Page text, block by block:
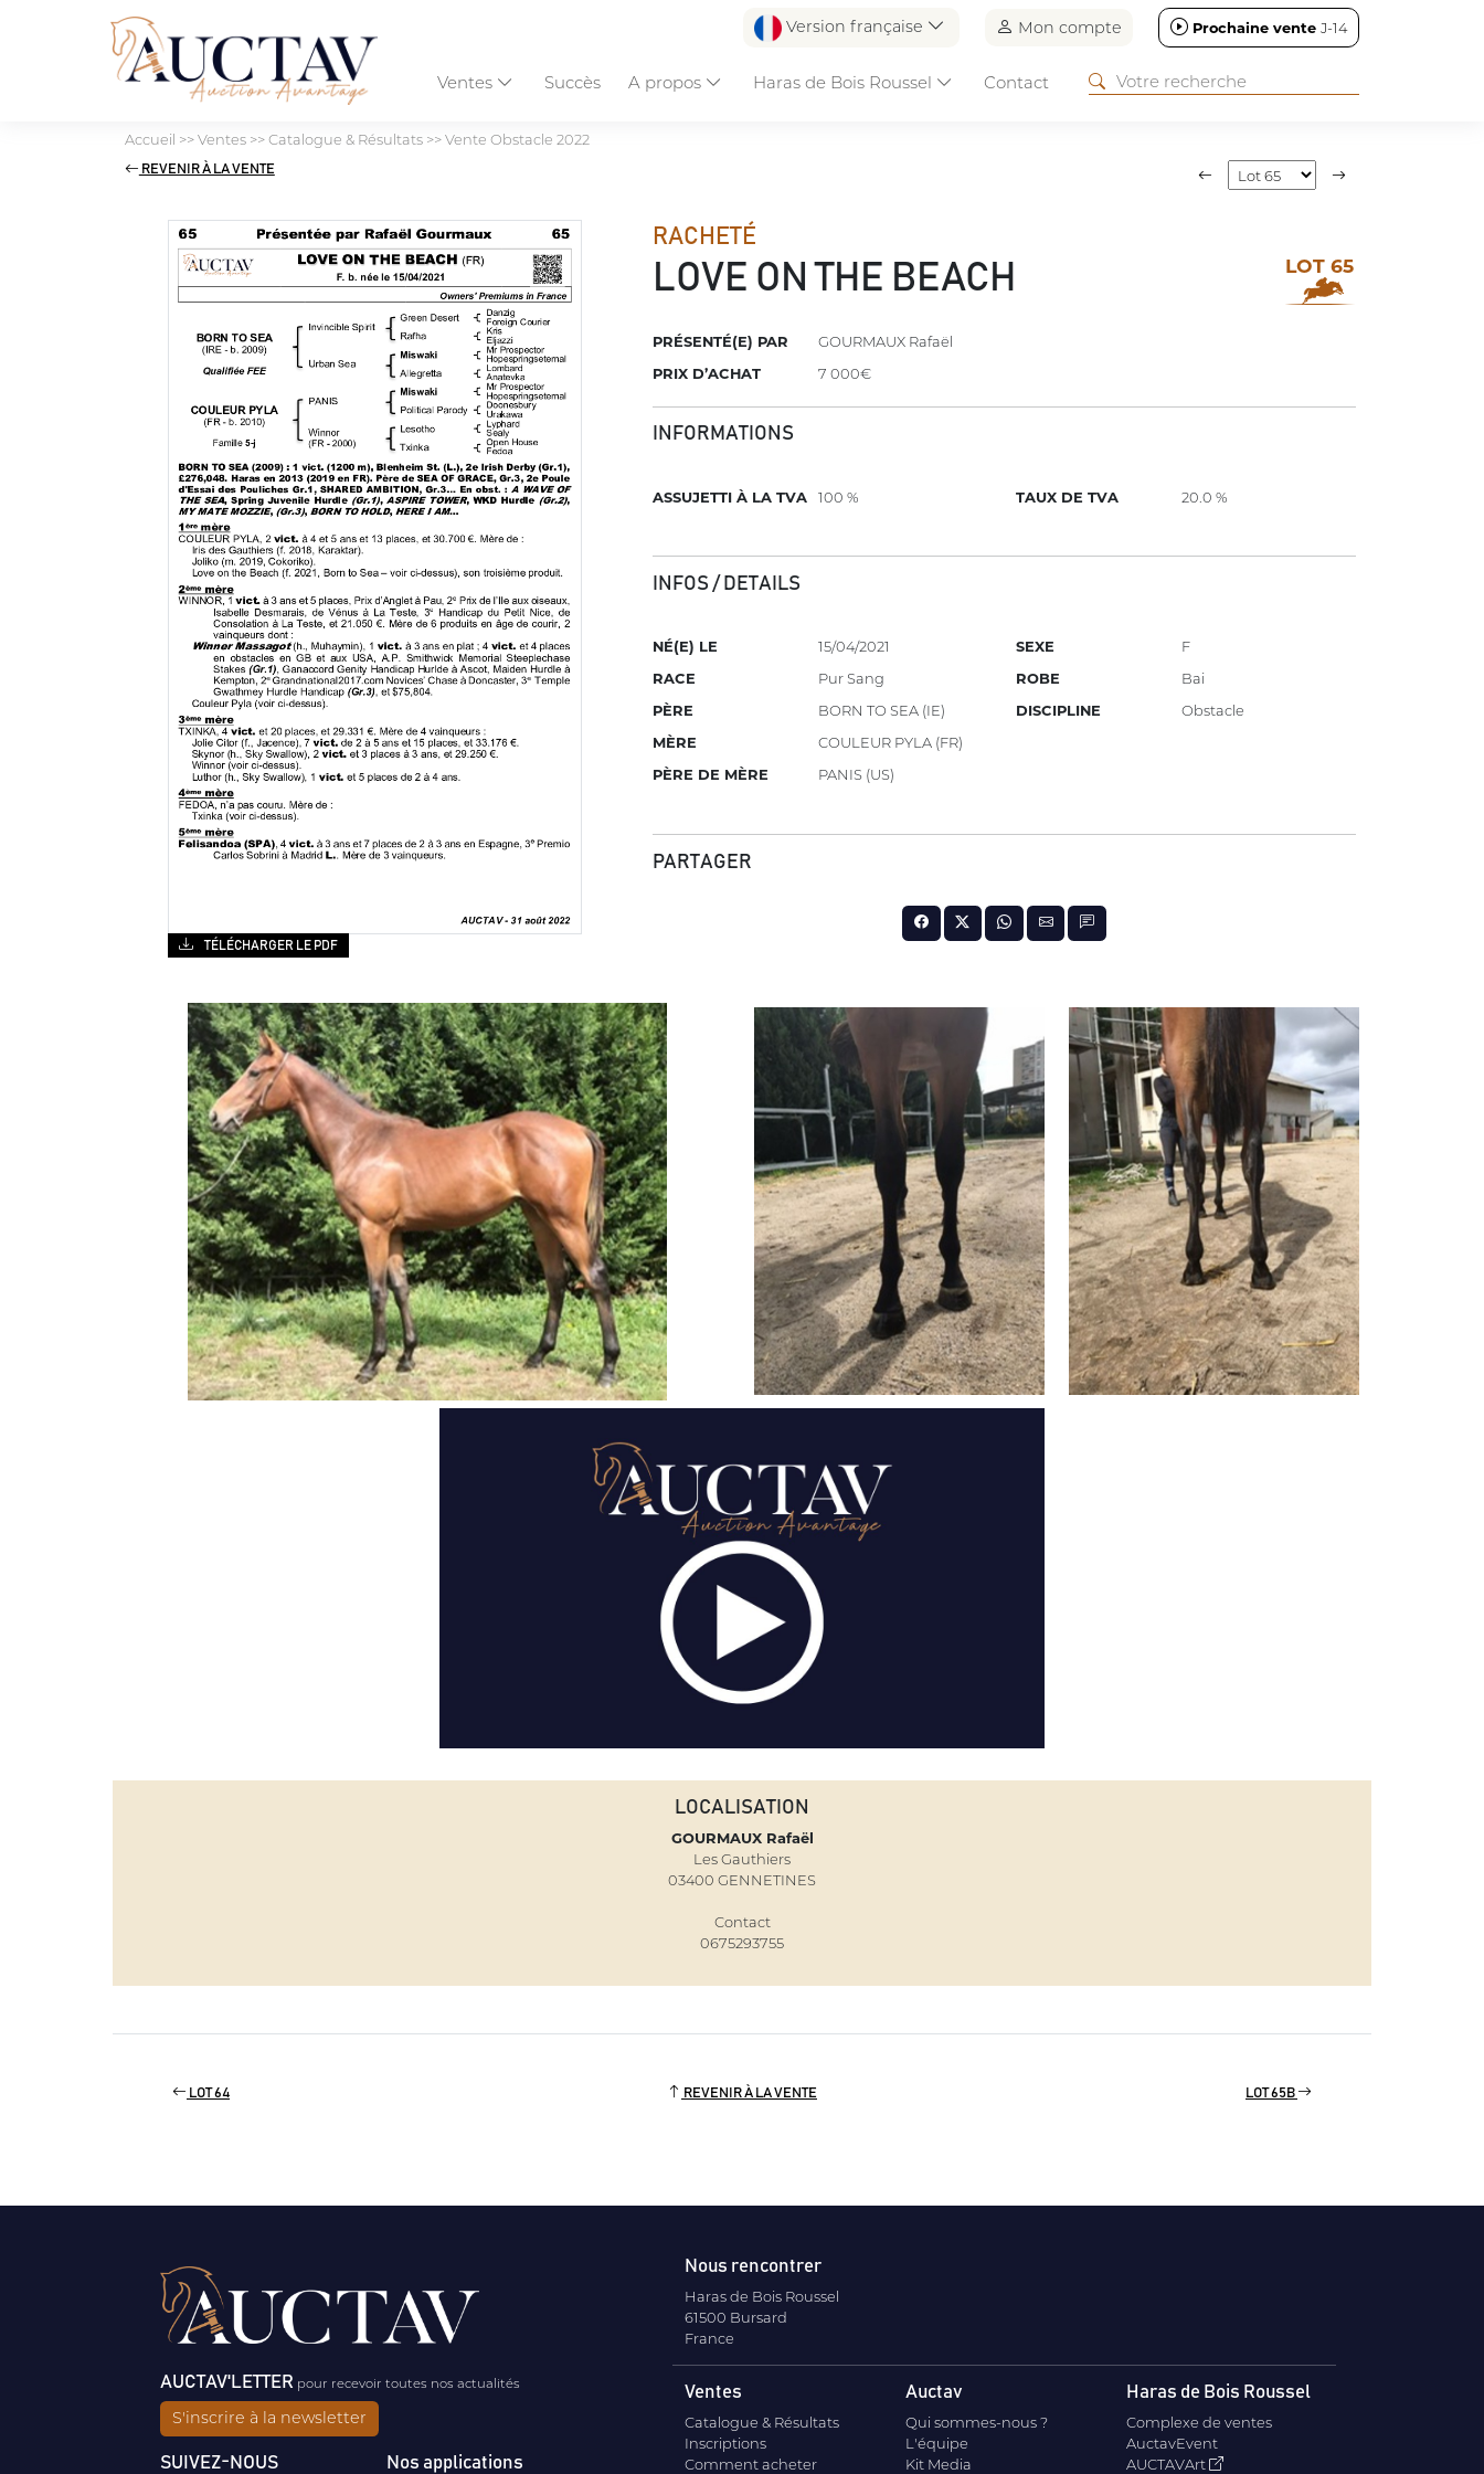
Version française Mon compte Prochaine vente J-14
Ventes Succès A propos Haras de Bois Roussel Contact
Accueil >>Ventes>>Catalogue & Résultats>>Vente Obstacle 2022
REVENIR À LA VENTE
RACHETÉ
LOVE ON THE BEACH LOT 65
PRÉSENTÉ(E) PAR
GOURMAUX Rafaël
PRIX D’ACHAT
7 000€
INFORMATIONS
ASSUJETTI À LA TVA 100 % TAUX DE TVA 20.0 %
INFOS / DETAILS
NÉ(E) LE
15/04/2021
RACE
Pur Sang
PÈRE
BORN TO SEA (IE)
MÈRE
COULEUR PYLA (FR)
PÈRE DE MÈRE
PANIS (US)
SEXE
F
ROBE
Bai
DISCIPLINE
Obstacle
PARTAGER
TÉLÉCHARGER LE PDF
LOCALISATION
GOURMAUX Rafaël
Les Gauthiers
03400 GENNETINES
Contact
0675293755
LOT 64 REVENIR À LA VENTE LOT 65B
AUCTAV'LETTER pour recevoir toutes nos actualités
S'inscrire à la newsletter
SUIVEZ-NOUS Nos applications
Nous rencontrer
Haras de Bois Roussel
61500 Bursard
France
Ventes
Catalogue & Résultats
Inscriptions
Comment acheter
Auctav
Qui sommes-nous ?
L'équipe
Kit Media
Haras de Bois Roussel
Complexe de ventes
AuctavEvent
AUCTAVArt